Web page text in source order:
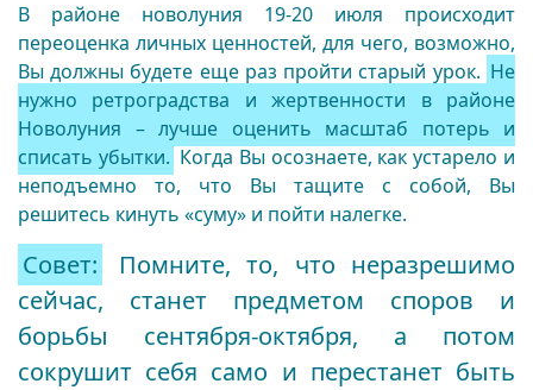
В районе новолуния 19-20 июля происходит
переоценка личных ценностей, для чего, возможно,
Вы должны будете еще раз пройти старый урок. Не
нужно ретроградства и жертвенности в районе
Новолуния – лучше оценить масштаб потерь и
списать убытки. Когда Вы осознаете, как устарело и
неподъемно то, что Вы тащите с собой, Вы
решитесь кинуть «суму» и пойти налегке.
Совет:
Помните, то, что неразрешимо
сейчас, станет предметом споров и
борьбы сентября-октября, а потом
сокрушит себя само и перестанет быть